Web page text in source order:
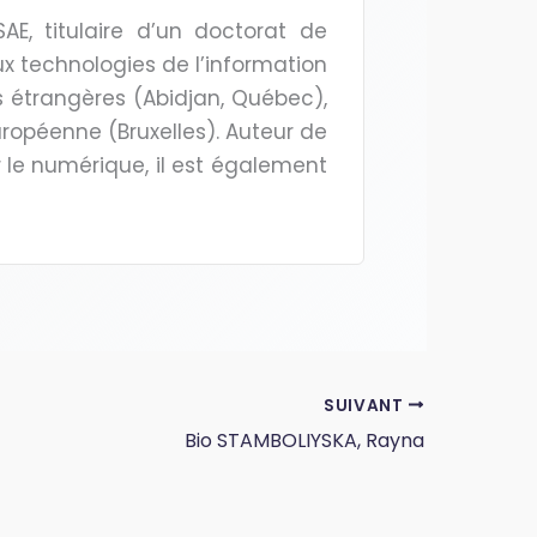
titulaire d’un doctorat de
technologies de l’information
(Abidjan, Québec),
(Bruxelles). Auteur de
le numérique, il est également
SUIVANT
Bio STAMBOLIYSKA, Rayna